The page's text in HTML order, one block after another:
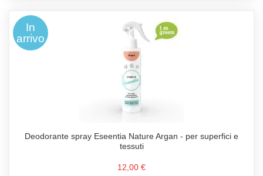
In
arrivo
Deodorante spray Eseentia Nature Argan - per superfici e
tessuti
12,00 €